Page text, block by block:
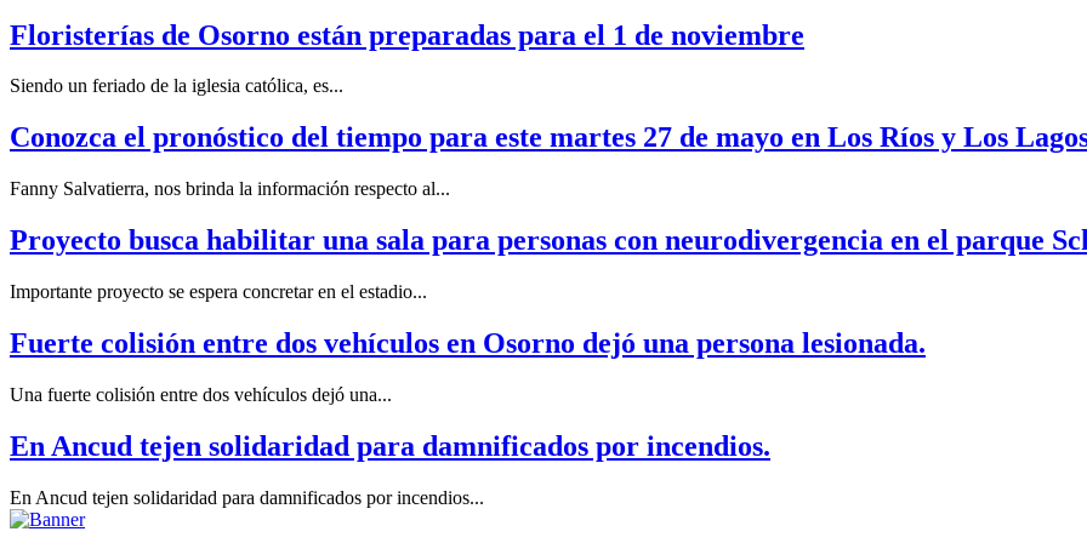
Floristerías de Osorno están preparadas para el 1 de noviembre
Siendo un feriado de la iglesia católica, es...
Conozca el pronóstico del tiempo para este martes 27 de mayo en Los Ríos y Los
Fanny Salvatierra, nos brinda la información respecto al...
Proyecto busca habilitar una sala para personas con neurodivergencia en el parque
Importante proyecto se espera concretar en el estadio...
Fuerte colisión entre dos vehículos en Osorno dejó una persona lesionada.
Una fuerte colisión entre dos vehículos dejó una...
En Ancud tejen solidaridad para damnificados por incendios.
En Ancud tejen solidaridad para damnificados por incendios...